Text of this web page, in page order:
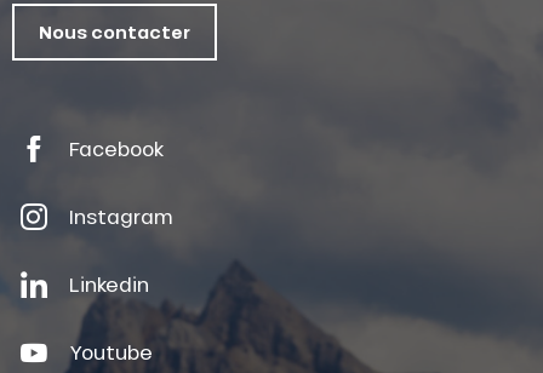
Nous contacter
Facebook
Instagram
Linkedin
Youtube